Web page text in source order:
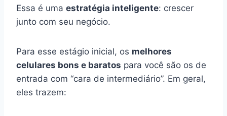
Essa é uma estratégia inteligente: crescer
junto com seu negócio.
Para esse estágio inicial, os melhores
celulares bons e baratos para você são os de
entrada com “cara de intermediário”. Em geral,
eles trazem: